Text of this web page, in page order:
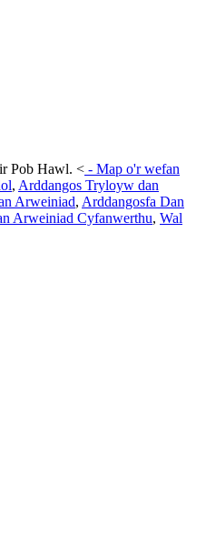
Pob Hawl. < - Map o'r wefan
, Arddangos Tryloyw dan
Arweiniad, Arddangosfa Dan
Arweiniad Cyfanwerthu, Wal